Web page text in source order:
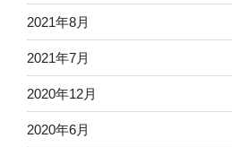
2021年8月
2021年7月
2020年12月
2020年6月